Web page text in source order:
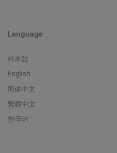
Language
日本語
English
简体中文
繁體中文
한국어